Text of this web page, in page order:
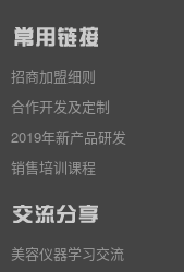
招商加盟细则
合作开发及定制
2019年新产品研发
销售培训课程
美容仪器学习交流